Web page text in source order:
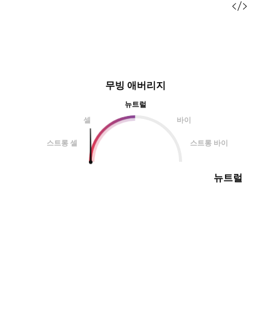
무빙 애버리지
뉴트럴
셀
바이
스트롱 셀 스트롱 바이
뉴트럴